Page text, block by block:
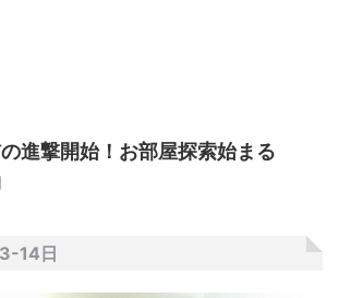
進撃開始！お部屋探索始まる
14日